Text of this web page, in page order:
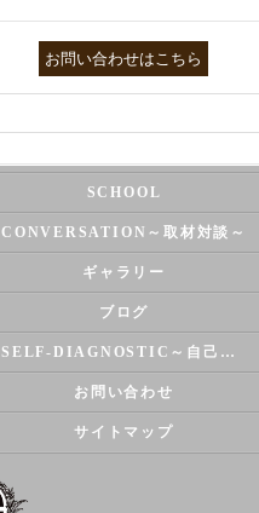
お問い合わせはこちら
SCHOOL
CONVERSATION～取材対談～
ギャラリー
ブログ
SELF-DIAGNOSTIC～自己診断～
お問い合わせ
サイトマップ